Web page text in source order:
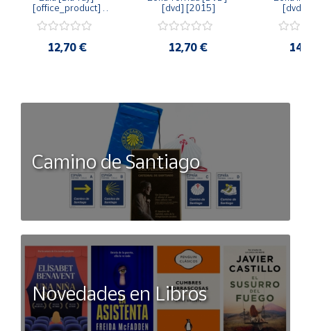
[office_product]
12,70 €
[dvd] [2015]
12,70 €
[dvd]
Camino de Santiago
Novedades en Libros